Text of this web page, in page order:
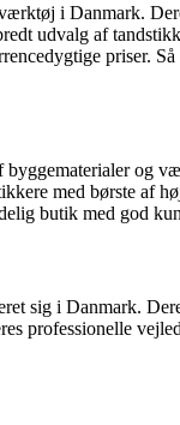
i Danmark.
udvalg af
priser.
og
med børste af
butik med god
sig i Danmark.
professionelle